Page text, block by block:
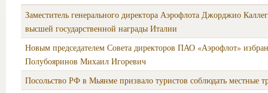
Заместитель генерального директора Аэрофлота Джорджио
высшей государственной награды Италии
Новым председателем Совета директоров ПАО «Аэрофлот» избран
Полубояринов Михаил Игоревич
Посольство РФ в Мьянме призвало туристов соблюдать местные